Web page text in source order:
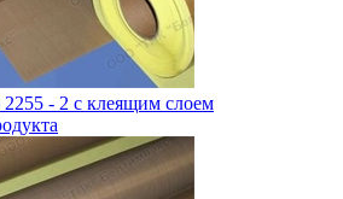
- 2 с клеящим слоем